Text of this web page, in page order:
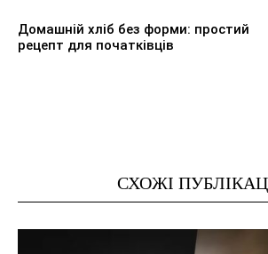
Домашній хліб без форми: простий
рецепт для початківців
СХОЖІ